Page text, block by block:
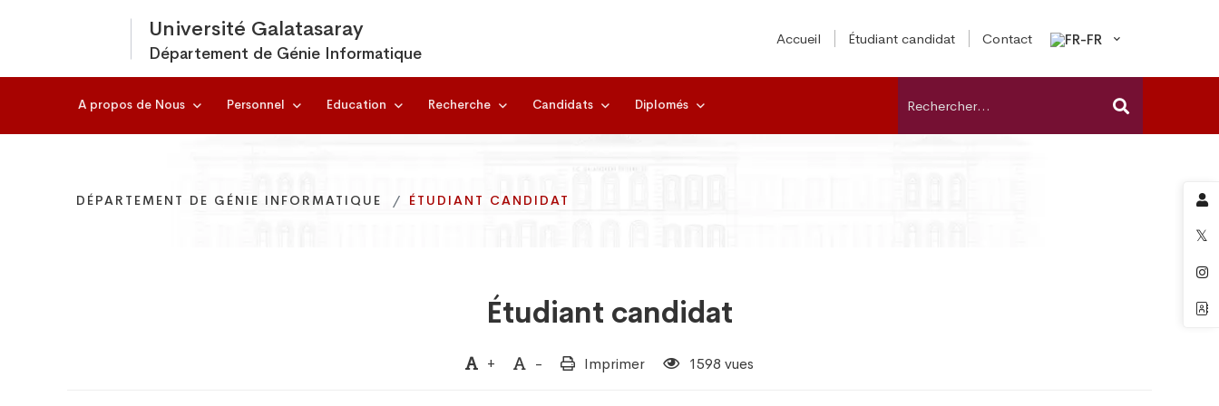
Université Galatasaray
Département de Génie Informatique
Accueil Étudiant candidat Contact
A propos de Nous Personnel Education Recherche Candidats Diplomés
DÉPARTEMENT DE GÉNIE INFORMATIQUE ÉTUDIANT CANDIDAT
DÉPARTEMENT DE GÉNIE INFORMATIQUE ÉTUDIANT CANDIDAT
DÉPARTEMENT DE GÉNIE INFORMATIQUE ÉTUDIANT CANDIDAT
Étudiant candidat
+ - Imprimer 1598 vues